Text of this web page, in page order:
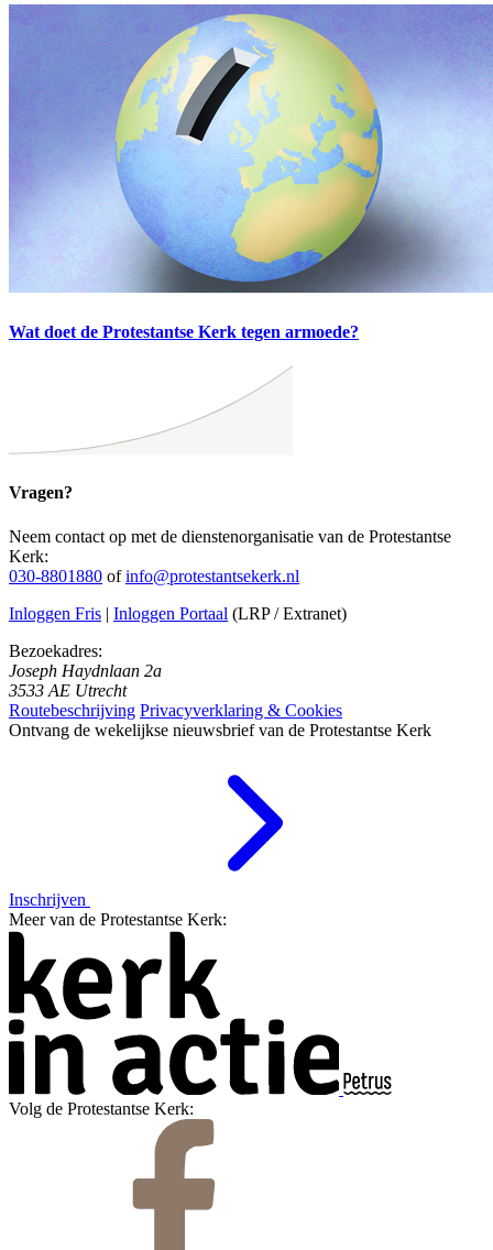
Wat doet de Protestantse Kerk tegen armoede?
Vragen?
Neem contact op met de dienstenorganisatie van de Protestantse
Kerk:
030-8801880 ofinfo@protestantsekerk.nl
Inloggen Fris | Inloggen Portaal (LRP / Extranet)
Bezoekadres:
Joseph Haydnlaan 2a
3533 AE Utrecht
Routebeschrijving Privacyverklaring & Cookies
Ontvang de wekelijkse nieuwsbrief van de Protestantse Kerk
Inschrijven
Meer van de Protestantse Kerk:
Volg de Protestantse Kerk: